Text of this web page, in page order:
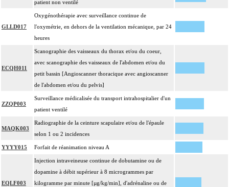
patient non ventilé
GLLD017
Oxygénothérapie avec surveillance continue de
l'oxymétrie, en dehors de la ventilation mécanique, par 24
heures
ECQH011
Scanographie des vaisseaux du thorax et/ou du coeur,
avec scanographie des vaisseaux de l'abdomen et/ou du
petit bassin [Angioscanner thoracique avec angioscanner
de l'abdomen et/ou du pelvis]
ZZQP003
Surveillance médicalisée du transport intrahospitalier d'un
patient ventilé
MAQK003
Radiographie de la ceinture scapulaire et/ou de l'épaule
selon 1 ou 2 incidences
YYYY015 Forfait de réanimation niveau A
EQLF003
Injection intraveineuse continue de dobutamine ou de
dopamine à débit supérieur à 8 microgrammes par
kilogramme par minute [µg/kg/min], d'adrénaline ou de